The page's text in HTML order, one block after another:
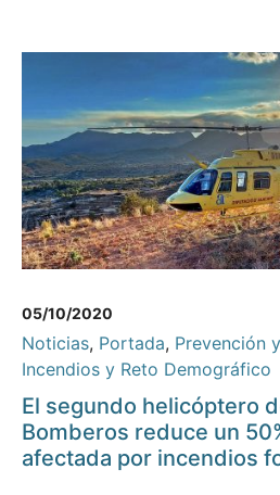
05/10/2020
Noticias, Portada, Prevención
Incendios y Reto Demográfico
El segundo helicóptero
Bomberos reduce un
afectada por incendios